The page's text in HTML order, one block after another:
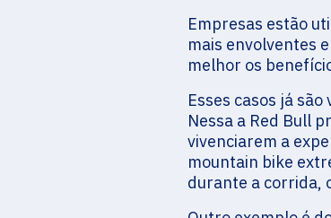
Empresas estão
mais envolventes
melhor os
Esses casos já
Nessa a Red Bull
vivenciarem a
mountain bike
durante a corrida,